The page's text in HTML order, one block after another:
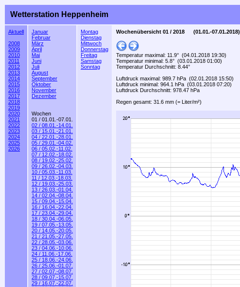
Wetterstation Heppenheim
Aktuell
2008
2009
2010
2011
2012
2013
2014
2015
2016
2017
2018
2019
2020
2021
2022
2023
2024
2025
2026
Januar
Februar
März
April
Mai
Juni
Juli
August
September
Oktober
November
Dezember
Wochen
01 / 01.01.-07.01.
02 / 08.01.-14.01.
03 / 15.01.-21.01.
04 / 22.01.-28.01.
05 / 29.01.-04.02.
06 / 05.02.-11.02.
07 / 12.02.-18.02.
08 / 19.02.-25.02.
09 / 26.02.-04.03.
10 / 05.03.-11.03.
11 / 12.03.-18.03.
12 / 19.03.-25.03.
13 / 26.03.-01.04.
14 / 02.04.-08.04.
15 / 09.04.-15.04.
16 / 16.04.-22.04.
17 / 23.04.-29.04.
18 / 30.04.-06.05.
19 / 07.05.-13.05.
20 / 14.05.-20.05.
21 / 21.05.-27.05.
22 / 28.05.-03.06.
23 / 04.06.-10.06.
24 / 11.06.-17.06.
25 / 18.06.-24.06.
26 / 25.06.-01.07.
27 / 02.07.-08.07.
28 / 09.07.-15.07.
29 / 16.07.-22.07.
Montag
Dienstag
Mittwoch
Donnerstag
Freitag
Samstag
Sonntag
Wochenübersicht 01 / 2018 (01.01.-07.01.2018)
Temperatur maximal: 11.9° (04.01.2018 19:30)
Temperatur minimal: 5.8° (03.01.2018 01:00)
Temperatur Durchschnitt: 8.44°
Luftdruck maximal: 989.7 hPa (02.01.2018 15:50)
Luftdruck minimal: 964.1 hPa (03.01.2018 07:20)
Luftdruck Durchschnitt: 978.47 hPa
Regen gesamt: 31.6 mm (= Liter/m²)